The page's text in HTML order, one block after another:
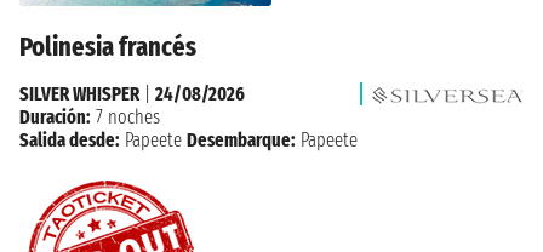
Polinesia francés
SILVER WHISPER| 24/08/2026
Duración: 7 noches
Salida desde: Papeete Desembarque: Papeete